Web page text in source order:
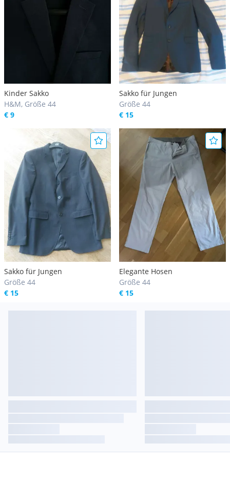
Kinder Sakko
H&M, Größe 44
€ 9
Sakko für Jungen
Größe 44
€ 15
Sakko für Jungen
Größe 44
€ 15
Elegante Hosen
Größe 44
€ 15